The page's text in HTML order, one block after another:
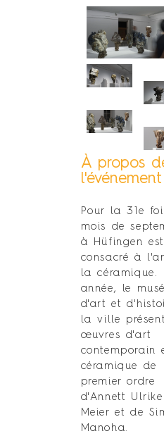
À propos
l'événement
Pour la 31e
mois de
à Hüfingen est
consacré à
la céramique.
année, le
d'art et
la ville
œuvres d'art
contemporain
céramique de
premier ordre
d'Annett Ulrike
Meier et de
Manoha.